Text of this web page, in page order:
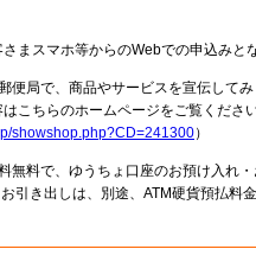
まスマホ等からのWebでの申込みと
便局で、商品やサービスを宣伝して
こちらのホームページをご覧くださ
showshop.php?CD=241300）
無料で、ゆうちょ口座のお預け入れ
引き出しは、別途、ATM硬貨預払料